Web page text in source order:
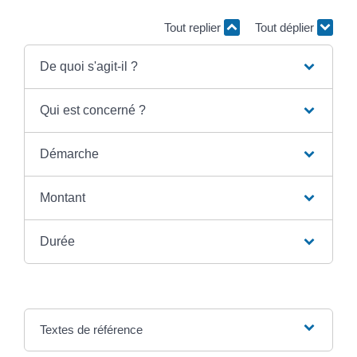
Tout replier Tout déplier
De quoi s'agit-il ?
Qui est concerné ?
Démarche
Montant
Durée
Textes de référence